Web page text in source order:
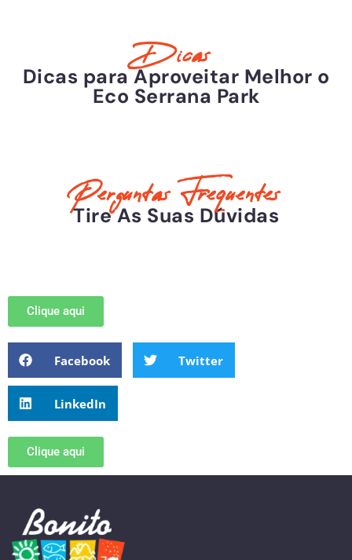
Dicas
Dicas para Aproveitar Melhor o
Eco Serrana Park
Perguntas Frequentes
Tire As Suas Dúvidas
Clique aqui
Facebook Twitter
LinkedIn
Clique aqui